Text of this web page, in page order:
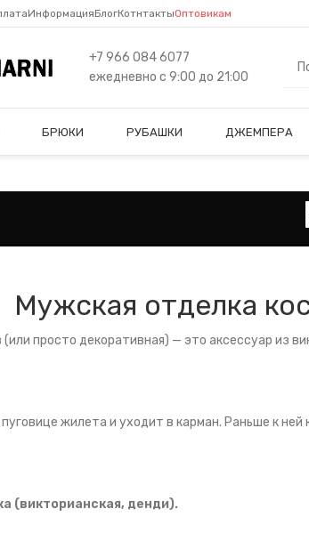
ИнформацияБлогКотнтактыОптовикам
+7 966 084 6077
ежедневно с 9:00 до 21:00
БРЮКИ РУБАШКИ ДЖЕМПЕРА
Мужская отделка
просто декоративная) — это аксессуар из
жилета и уходит в карман. Раньше к
(викторианская, денди).